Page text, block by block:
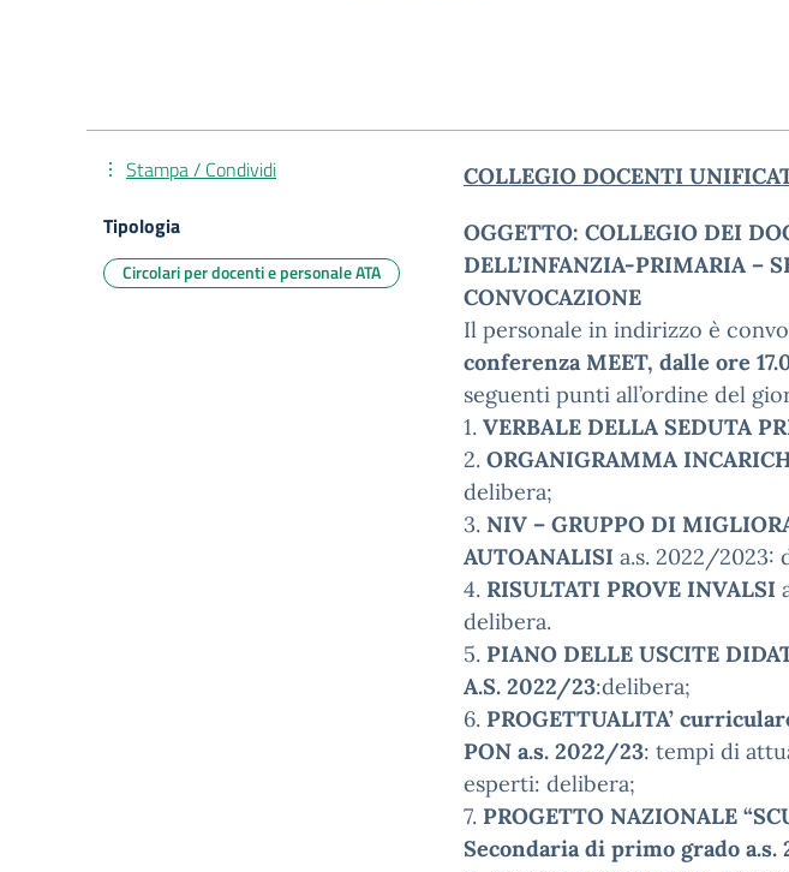
COLLEGIO DOCENTI
OGGETTO: COLLEGIO DEI
DELL’INFANZIA-PRIMARIA –
CONVOCAZIONE
Il personale in indirizzo è
conferenza MEET, dalle ore
seguenti punti all’ordine del
1. VERBALE DELLA SEDUTA
2. ORGANIGRAMMA
delibera;
3. NIV – GRUPPO DI
AUTOANALISI a.s. 2022/2023:
4. RISULTATI PROVE INVALSI
delibera.
5. PIANO DELLE USCITE
A.S. 2022/23:delibera;
6. PROGETTUALITA’
PON a.s. 2022/23: tempi di
esperti: delibera;
7. PROGETTO NAZIONALE
Secondaria di primo grado a.s.
Stampa / Condividi
Tipologia
Circolari per docenti e personale ATA